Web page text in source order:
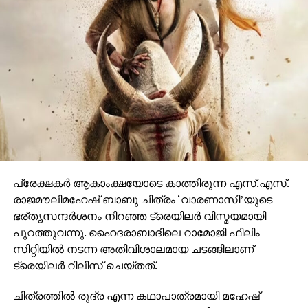
ഒരുങ്ങുന്നത് എന്നതിനാല്‍ തന്നെ തിയേറ്ററുകളില്‍
ഗംഭീരമായ കാഴ്ചാനുഭൂതി
സമ്മാനിക്കുമെന്നുറപ്പാണ്.ബാഹുബലിയും ആർ ആർ
ആറും ഒരുക്കിയ രാജമൗലിയുടെ ബ്രഹ്മാണ്ഡ ചിത്രം
വാരണാസി 2027ൽ തിയേറ്ററുകളിലേക്കെത്തും. പി ആർ
ഓ ആൻഡ് മാർക്കറ്റിംഗ് സ്ട്രാറ്റജിസ്റ്റ് : പ്രതീഷ് ശേഖർ.
പ്രേക്ഷകര്‍ ആകാംക്ഷയോടെ കാത്തിരുന്ന എസ്.എസ്.
രാജമൗലിമഹേഷ് ബാബു ചിത്രം ‘വാരണാസി’യുടെ
ഭര്തൃസന്ദര്‍ശനം നിറഞ്ഞ ട്രെയിലര്‍ വിസ്മയമായി
പുറത്തുവന്നു. ഹൈദരാബാദിലെ റാമോജി ഫിലിം
സിറ്റിയില്‍ നടന്ന അതിവിശാലമായ ചടങ്ങിലാണ്
ട്രെയിലര്‍ റിലീസ് ചെയ്തത്.
ചിത്രത്തില്‍ രുദ്ര എന്ന കഥാപാത്രമായി മഹേഷ്